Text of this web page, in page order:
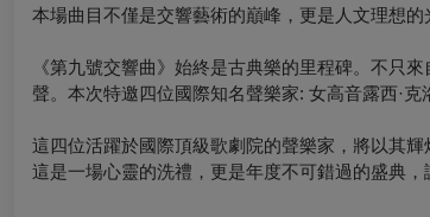
本場曲目不僅是交響藝術的巔峰，更是人文理想
《第九號交響曲》始終是古典樂的里程碑。不只
聲。本次特邀四位國際知名聲樂家: 女高音露西·
這四位活躍於國際頂級歌劇院的聲樂家，將以其
這是一場心靈的洗禮，更是年度不可錯過的盛典